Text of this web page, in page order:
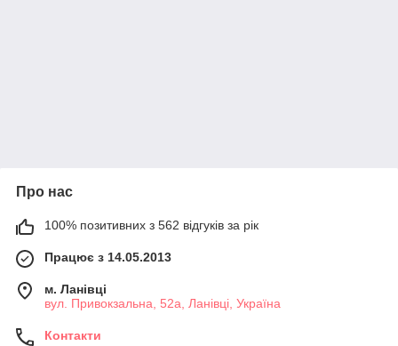
Про нас
100% позитивних з 562 відгуків за рік
Працює з 14.05.2013
м. Ланівці
вул. Привокзальна, 52а, Ланівці, Україна
Контакти